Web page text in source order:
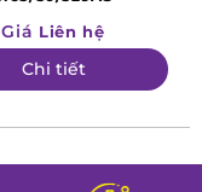
Giá Liên hệ
Chi tiết